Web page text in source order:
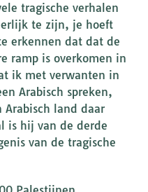
tragische verhalen
te zijn, je hoeft
erkennen dat dat de
ramp is overkomen in
ik met verwanten in
Arabisch spreken,
land daar
is hij van de derde
van de tragische